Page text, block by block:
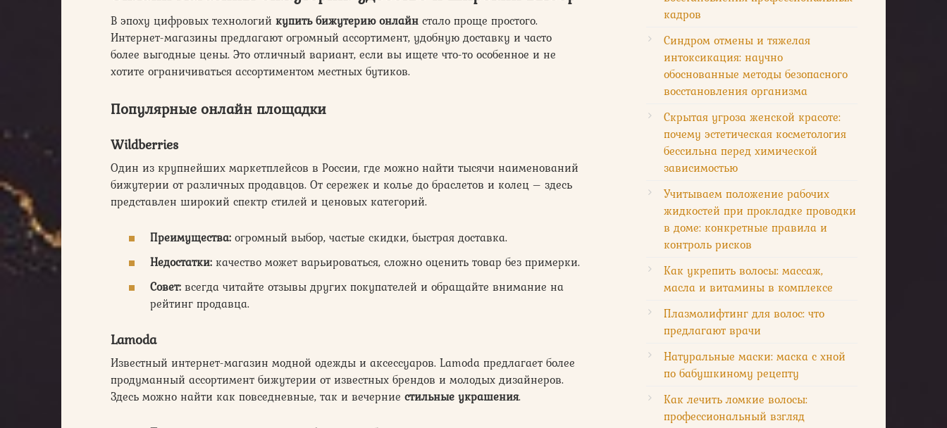
В эпоху цифровых технологий купить бижутерию онлайн стало проще простого.
Интернет-магазины предлагают огромный ассортимент, удобную доставку и часто
более выгодные цены. Это отличный вариант, если вы ищете что-то особенное и не
хотите ограничиваться ассортиментом местных бутиков.
Популярные онлайн площадки
Wildberries
Один из крупнейших маркетплейсов в России, где можно найти тысячи наименований
бижутерии от различных продавцов. От сережек и колье до браслетов и колец – здесь
представлен широкий спектр стилей и ценовых категорий.
Преимущества: огромный выбор, частые скидки, быстрая доставка.
Недостатки: качество может варьироваться, сложно оценить товар без примерки.
Совет: всегда читайте отзывы других покупателей и обращайте внимание на
рейтинг продавца.
Lamoda
Известный интернет-магазин модной одежды и аксессуаров. Lamoda предлагает более
продуманный ассортимент бижутерии от известных брендов и молодых дизайнеров.
Здесь можно найти как повседневные, так и вечерние стильные украшения.
кадров
Синдром отмены и тяжелая
интоксикация: научно
обоснованные методы безопасного
восстановления организма
Скрытая угроза женской красоте:
почему эстетическая косметология
бессильна перед химической
зависимостью
Учитываем положение рабочих
жидкостей при прокладке проводки
в доме: конкретные правила и
контроль рисков
Как укрепить волосы: массаж,
масла и витамины в комплексе
Плазмолифтинг для волос: что
предлагают врачи
Натуральные маски: маска с хной
по бабушкиному рецепту
Как лечить ломкие волосы:
профессиональный взгляд